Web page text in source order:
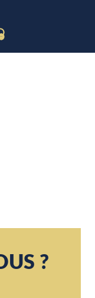
aux
?